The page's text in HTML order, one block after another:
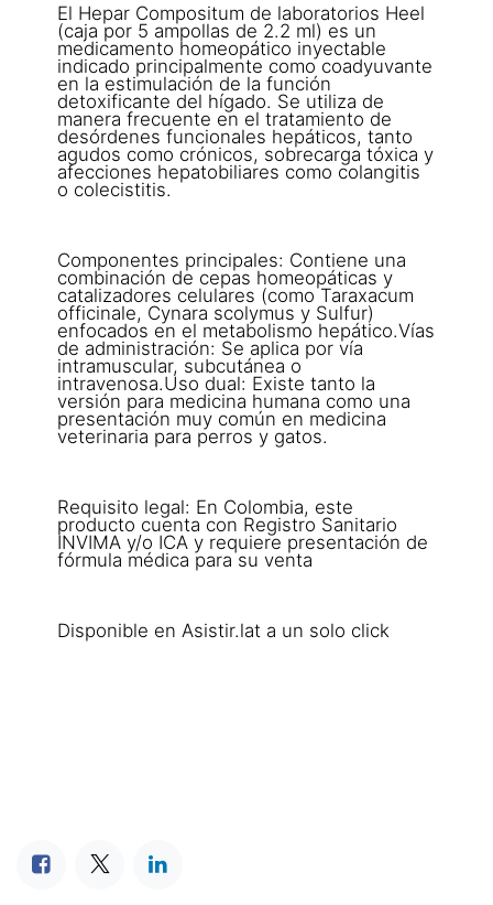
El Hepar Compositum de laboratorios Heel
(caja por 5 ampollas de 2.2 ml) es un
medicamento homeopático inyectable
indicado principalmente como coadyuvante
en la estimulación de la función
detoxificante del hígado. Se utiliza de
manera frecuente en el tratamiento de
desórdenes funcionales hepáticos, tanto
agudos como crónicos, sobrecarga tóxica y
afecciones hepatobiliares como colangitis
o colecistitis.
Componentes principales: Contiene una
combinación de cepas homeopáticas y
catalizadores celulares (como Taraxacum
officinale, Cynara scolymus y Sulfur)
enfocados en el metabolismo hepático.Vías
de administración: Se aplica por vía
intramuscular, subcutánea o
intravenosa.Uso dual: Existe tanto la
versión para medicina humana como una
presentación muy común en medicina
veterinaria para perros y gatos.
Requisito legal: En Colombia, este
producto cuenta con Registro Sanitario
INVIMA y/o ICA y requiere presentación de
fórmula médica para su venta
Disponible en Asistir.lat a un solo click